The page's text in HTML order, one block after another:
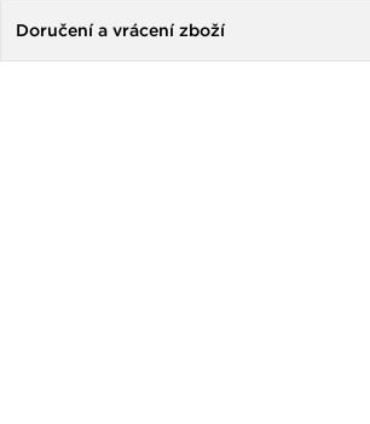
Doručení a vrácení zboží